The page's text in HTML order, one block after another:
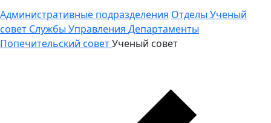
Административные подразделения Отделы Ученый
совет Службы Управления Департаменты
Попечительский советУченый совет